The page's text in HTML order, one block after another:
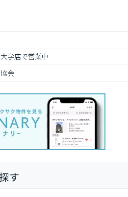
学店で営業中
会
す